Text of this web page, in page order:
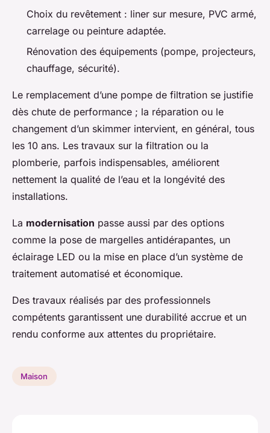
Choix du revêtement : liner sur mesure, PVC armé,
carrelage ou peinture adaptée.
Rénovation des équipements (pompe, projecteurs,
chauffage, sécurité).
Le remplacement d’une pompe de filtration se justifie
dès chute de performance ; la réparation ou le
changement d’un skimmer intervient, en général, tous
les 10 ans. Les travaux sur la filtration ou la
plomberie, parfois indispensables, améliorent
nettement la qualité de l’eau et la longévité des
installations.
La modernisation passe aussi par des options
comme la pose de margelles antidérapantes, un
éclairage LED ou la mise en place d’un système de
traitement automatisé et économique.
Des travaux réalisés par des professionnels
compétents garantissent une durabilité accrue et un
rendu conforme aux attentes du propriétaire.
Maison